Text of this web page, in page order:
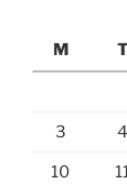
M
T
3 4
10